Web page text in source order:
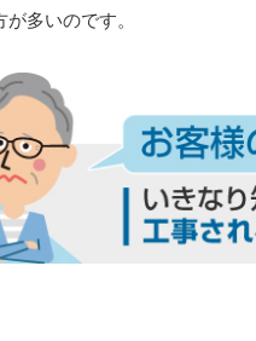
が多いのです。